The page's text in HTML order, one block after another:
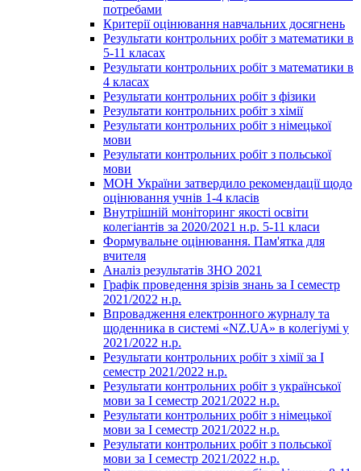
потребами
Критерії оцінювання навчальних досягнень
Результати контрольних робіт з математики в
5-11 класах
Результати контрольних робіт з математики в
4 класах
Результати контрольних робіт з фізики
Результати контрольних робіт з хімії
Результати контрольних робіт з німецької
мови
Результати контрольних робіт з польської
мови
МОН України затвердило рекомендації щодо
оцінювання учнів 1-4 класів
Внутрішній моніторинг якості освіти
колегіантів за 2020/2021 н.р. 5-11 класи
Формувальне оцінювання. Пам'ятка для
вчителя
Аналіз результатів ЗНО 2021
Графік проведення зрізів знань за І семестр
2021/2022 н.р.
Впровадження електронного журналу та
щоденника в системі «NZ.UA» в колегіумі у
2021/2022 н.р.
Результати контрольних робіт з хімії за І
семестр 2021/2022 н.р.
Результати контрольних робіт з української
мови за І семестр 2021/2022 н.р.
Результати контрольних робіт з німецької
мови за І семестр 2021/2022 н.р.
Результати контрольних робіт з польської
мови за І семестр 2021/2022 н.р.